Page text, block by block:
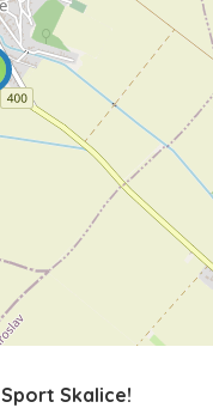
Sport Skalice!